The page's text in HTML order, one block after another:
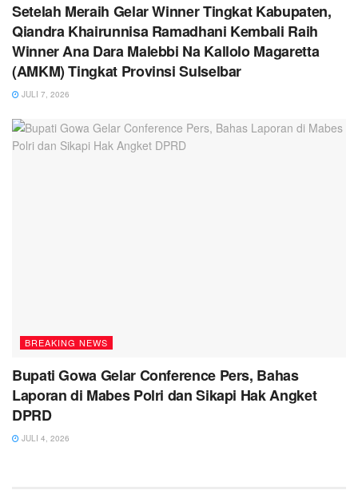
Setelah Meraih Gelar Winner Tingkat Kabupaten,
Qiandra Khairunnisa Ramadhani Kembali Raih
Winner Ana Dara Malebbi Na Kallolo Magaretta
(AMKM) Tingkat Provinsi Sulselbar
JULI 7, 2026
BREAKING NEWS
Bupati Gowa Gelar Conference Pers, Bahas
Laporan di Mabes Polri dan Sikapi Hak Angket
DPRD
JULI 4, 2026